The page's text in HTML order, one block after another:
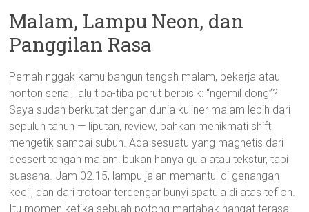
Malam, Lampu Neon, dan
Panggilan Rasa
Pernah nggak kamu bangun tengah malam, bekerja atau
nonton serial, lalu tiba-tiba perut berbisik: “ngemil dong”?
Saya sudah berkutat dengan dunia kuliner malam lebih dari
sepuluh tahun — liputan, review, bahkan menikmati shift
mengetik sampai subuh. Ada sesuatu yang magnetis dari
dessert tengah malam: bukan hanya gula atau tekstur, tapi
suasana. Jam 02.15, lampu jalan memantul di genangan
kecil, dan dari trotoar terdengar bunyi spatula di atas teflon.
Itu momen ketika sebuah potong martabak hangat terasa